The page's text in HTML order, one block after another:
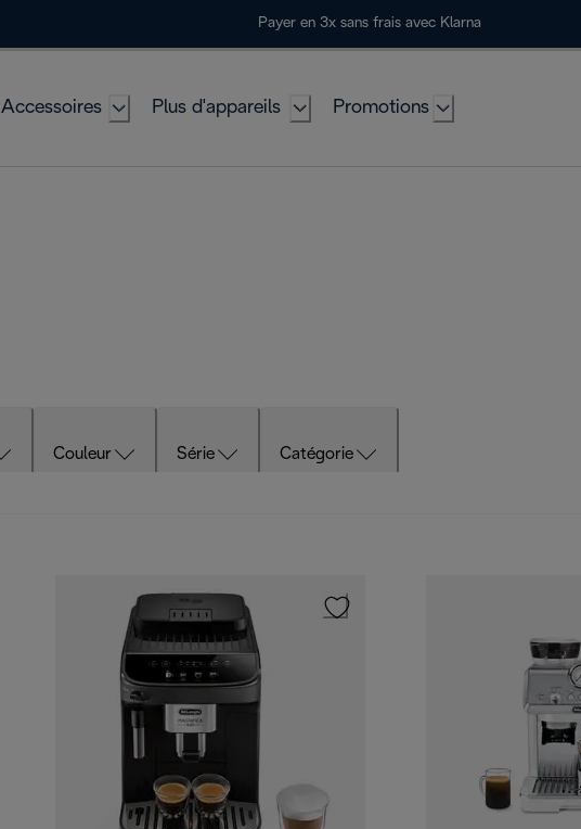
Payer en 3x sans frais avec Klarna
Accessoires Plus d'appareils Promotions
Couleur Série Catégorie